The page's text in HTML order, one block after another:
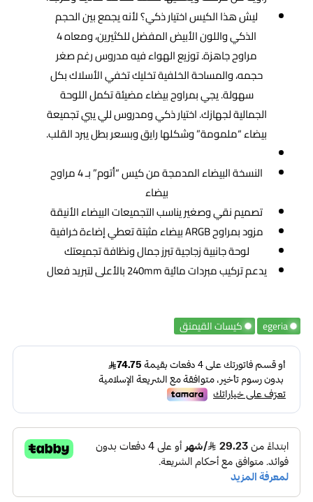
ليش هذا الكيس اختيار ذكي؟ لأنه يجمع بين الحجم
الذكي واللون الأبيض المفضل للكثيرين، ومعاه 4
مراوح جاهزة. توزيع الهواء فيه مدروس رغم صغر
حجمه، والمساحة الخلفية تخليك تخفي الأسلاك بكل
سهولة. يجي بمراوح بيضاء مضيئة تكمل اللوحة
الجمالية لجهازك. اختيار ذكي ومدروس للي يبي تجميعة
بيضاء “ملمومة” وشكلها رايق وبسعر بطل يبرد القلب.
النسخة البيضاء المدمجة من كيس “أتوم” بـ 4 مراوح
بيضاء
تصميم نقي وصغير يناسب التجميعات البيضاء الأنيقة
مزود بمراوح ARGB بيضاء مثبتة تعطي إضاءة خرافية
لوحة جانبية زجاجية تبرز جمال ونظافة تجميعتك
يدعم تركيب مبردات مائية 240mm بالأعلى لتبريد فعال
egeria كيسات القيمنق